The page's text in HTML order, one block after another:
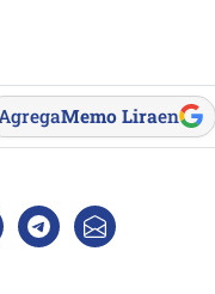
Memo Liraen